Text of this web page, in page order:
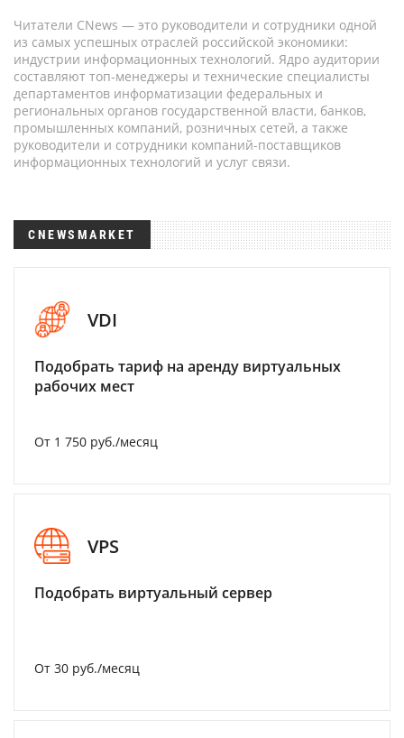
Читатели CNews — это руководители и сотрудники одной
из самых успешных отраслей российской экономики:
индустрии информационных технологий. Ядро аудитории
составляют топ-менеджеры и технические специалисты
департаментов информатизации федеральных и
региональных органов государственной власти, банков,
промышленных компаний, розничных сетей, а также
руководители и сотрудники компаний-поставщиков
информационных технологий и услуг связи.
CNEWSMARKET
VDI
Подобрать тариф на аренду виртуальных
рабочих мест
От 1 750 руб./месяц
VPS
Подобрать виртуальный сервер
От 30 руб./месяц